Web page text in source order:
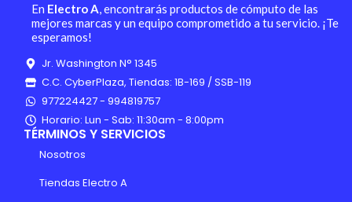
En Electro A, encontrarás productos de cómputo de las
mejores marcas y un equipo comprometido a tu servicio. ¡Te
esperamos!
Jr. Washington N° 1345
C.C. CyberPlaza, Tiendas: 1B-169 / SSB-119
977224427 - 994819757
Horario: Lun - Sab: 11:30am - 8:00pm
TÉRMINOS Y SERVICIOS
Nosotros
Tiendas Electro A